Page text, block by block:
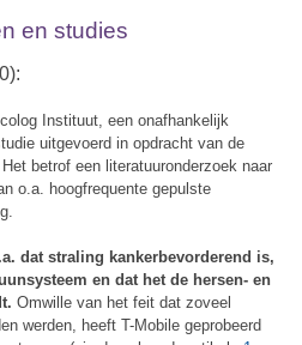
en studies
Instituut, een onafhankelijk
uitgevoerd in opdracht van de
betrof een literatuuronderzoek naar
o.a. hoogfrequente gepulste
dat straling kankerbevorderend is,
en dat het de hersen- en
Omwille van het feit dat zoveel
werden, heeft T-Mobile geprobeerd